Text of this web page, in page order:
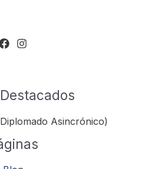
Asincrónico)